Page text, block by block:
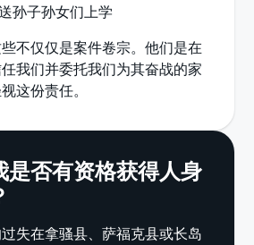
孙子孙女们上学
不仅仅是案件卷宗。他们是在
我们并委托我们为其奋战的家
这份责任。
是否有资格获得人身
失在拿骚县、萨福克县或长岛